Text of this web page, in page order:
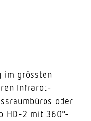
im grössten
Infrarot-
oder
HD-2 mit 360°-